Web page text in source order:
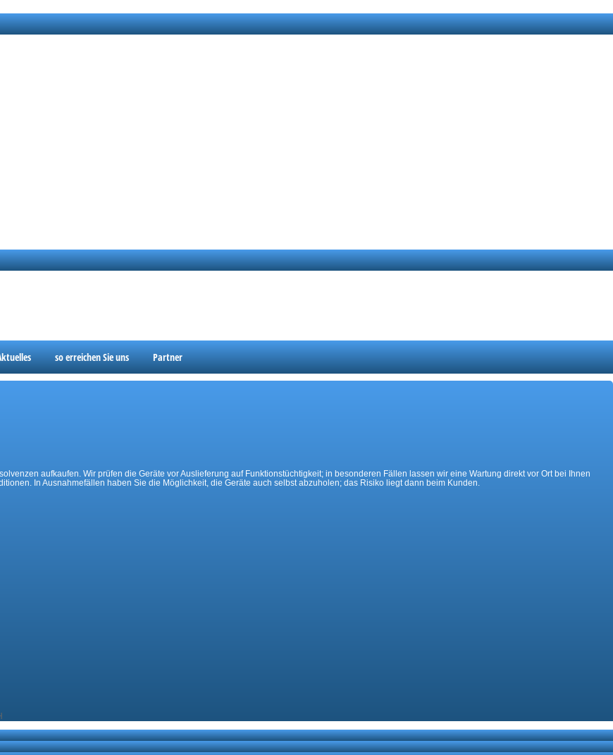
so erreichen Sie uns Partner
aufkaufen. Wir prüfen die Geräte vor Auslieferung auf Funktionstüchtigkeit; in besonderen Fällen lassen wir eine Wartung direkt vor Ort bei Ihnen
In Ausnahmefällen haben Sie die Möglichkeit, die Geräte auch selbst abzuholen; das Risiko liegt dann beim Kunden.